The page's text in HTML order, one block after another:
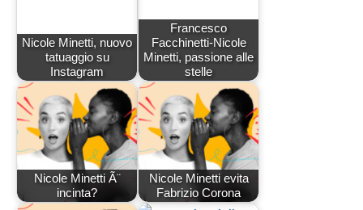
Nicole Minetti, nuovo
tatuaggio su
Instagram
Francesco
Facchinetti-Nicole
Minetti, passione alle
stelle
Nicole Minetti Ã¨
incinta?
Nicole Minetti evita
Fabrizio Corona